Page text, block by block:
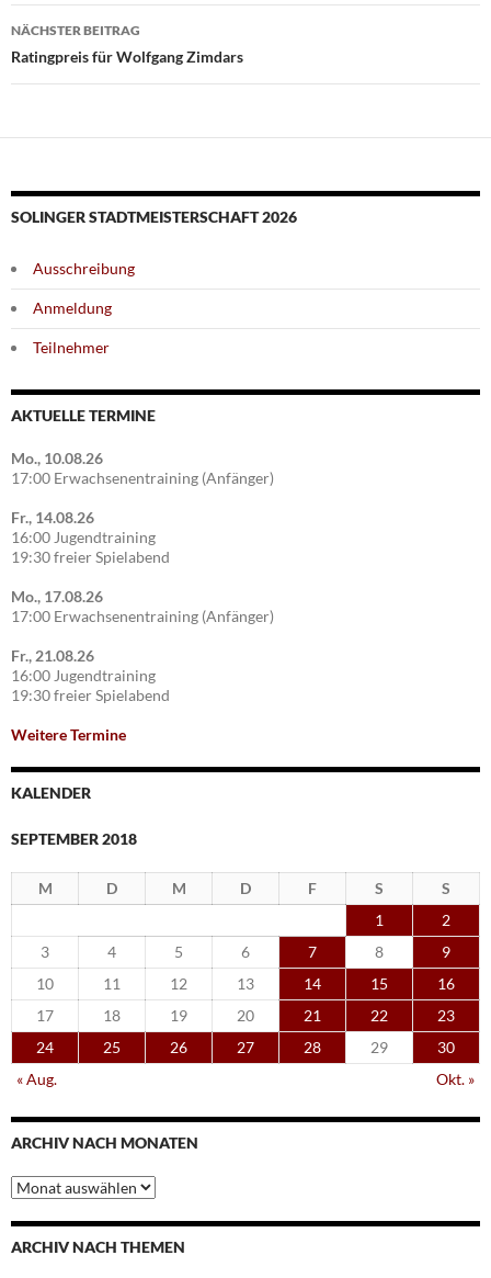
NÄCHSTER BEITRAG
Ratingpreis für Wolfgang Zimdars
SOLINGER STADTMEISTERSCHAFT 2026
Ausschreibung
Anmeldung
Teilnehmer
AKTUELLE TERMINE
Mo., 10.08.26
17:00 Erwachsenentraining (Anfänger)
Fr., 14.08.26
16:00 Jugendtraining
19:30 freier Spielabend
Mo., 17.08.26
17:00 Erwachsenentraining (Anfänger)
Fr., 21.08.26
16:00 Jugendtraining
19:30 freier Spielabend
Weitere Termine
KALENDER
SEPTEMBER 2018
M D M D F S
S
1
2
3
4 5 6 7 8
9
10
11 12 13 14 15
16
17
18 19 20 21 22
23
24
25 26 27 28 29
30
« Aug.
Okt. »
ARCHIV NACH MONATEN
Archiv
nach
Monaten
ARCHIV NACH THEMEN